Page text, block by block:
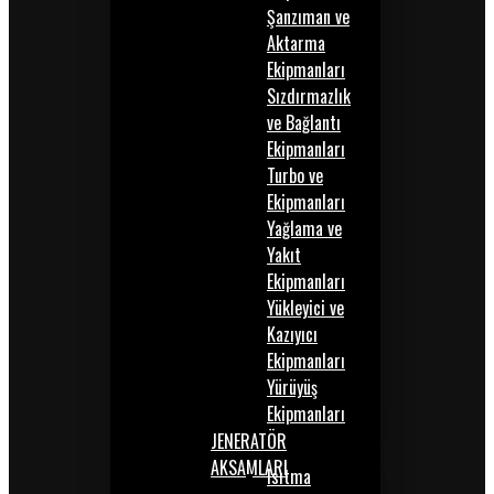
Şanzıman ve
Aktarma
Ekipmanları
Sızdırmazlık
ve Bağlantı
Ekipmanları
Turbo ve
Ekipmanları
Yağlama ve
Yakıt
Ekipmanları
Yükleyici ve
Kazıyıcı
Ekipmanları
Yürüyüş
Ekipmanları
JENERATÖR
AKSAMLARIIsıtma